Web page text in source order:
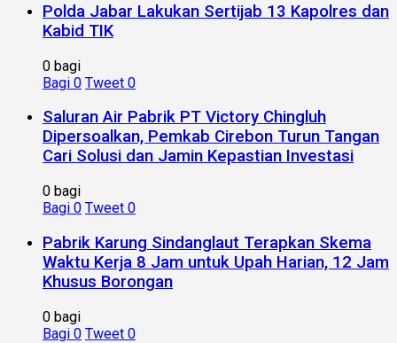
Polda Jabar Lakukan Sertijab 13 Kapolres dan
Kabid TIK
0 bagi
Bagi 0 Tweet 0
Saluran Air Pabrik PT Victory Chingluh
Dipersoalkan, Pemkab Cirebon Turun Tangan
Cari Solusi dan Jamin Kepastian Investasi
0 bagi
Bagi 0 Tweet 0
Pabrik Karung Sindanglaut Terapkan Skema
Waktu Kerja 8 Jam untuk Upah Harian, 12 Jam
Khusus Borongan
0 bagi
Bagi 0 Tweet 0